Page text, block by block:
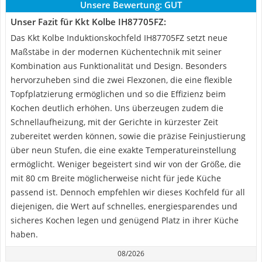
Unsere Bewertung: GUT
Unser Fazit für Kkt Kolbe IH87705FZ:
Das Kkt Kolbe Induktionskochfeld IH87705FZ setzt neue
Maßstäbe in der modernen Küchentechnik mit seiner
Kombination aus Funktionalität und Design. Besonders
hervorzuheben sind die zwei Flexzonen, die eine flexible
Topfplatzierung ermöglichen und so die Effizienz beim
Kochen deutlich erhöhen. Uns überzeugen zudem die
Schnellaufheizung, mit der Gerichte in kürzester Zeit
zubereitet werden können, sowie die präzise Feinjustierung
über neun Stufen, die eine exakte Temperatureinstellung
ermöglicht. Weniger begeistert sind wir von der Größe, die
mit 80 cm Breite möglicherweise nicht für jede Küche
passend ist. Dennoch empfehlen wir dieses Kochfeld für all
diejenigen, die Wert auf schnelles, energiesparendes und
sicheres Kochen legen und genügend Platz in ihrer Küche
haben.
08/2026